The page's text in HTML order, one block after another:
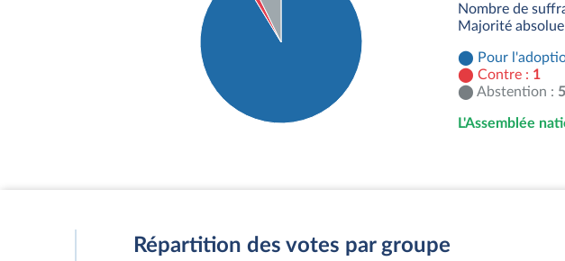
Abstention : 5 députés
Nombre de
Majorité
Pour
Contre : 1
Abstention : 5
L'Assemblée
Répartition des votes par groupe